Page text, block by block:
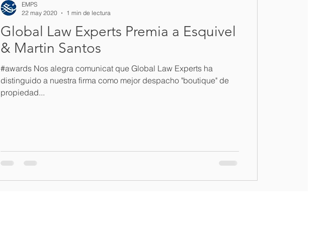
Global Law Experts Premia a Esquivel
& Martin Santos
#awards Nos alegra comunicat que Global Law Experts ha
distinguido a nuestra firma como mejor despacho "boutique" de
propiedad...
EMPS
22 may 2020
1 min de lectura